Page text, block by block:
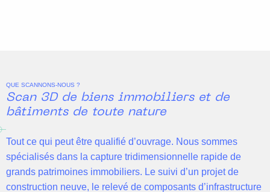
QUE SCANNONS-NOUS ?
Scan 3D de biens immobiliers et de
bâtiments de toute nature
Tout ce qui peut être qualifié d’ouvrage. Nous sommes
spécialisés dans la capture tridimensionnelle rapide de
grands patrimoines immobiliers. Le suivi d’un projet de
construction neuve, le relevé de composants d’infrastructure